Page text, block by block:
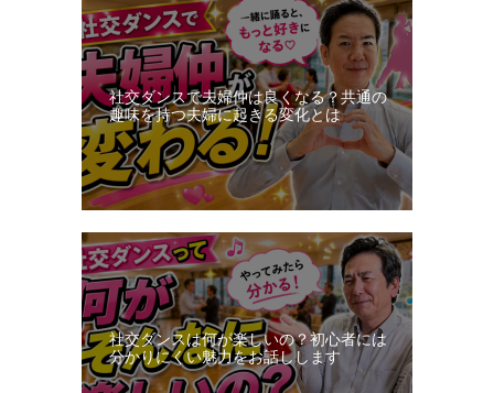
社交ダンスで夫婦仲は良くなる？共通の
趣味を持つ夫婦に起きる変化とは
社交ダンスは何が楽しいの？初心者には
分かりにくい魅力をお話しします